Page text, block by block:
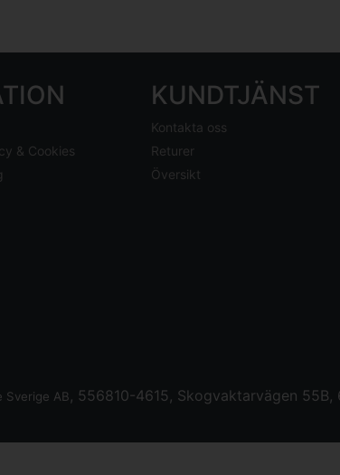
& Cookies
KUNDTJÄNST
Kontakta oss
Returer
Översikt
Sverige AB, 556810-4615, Skogvaktarvägen